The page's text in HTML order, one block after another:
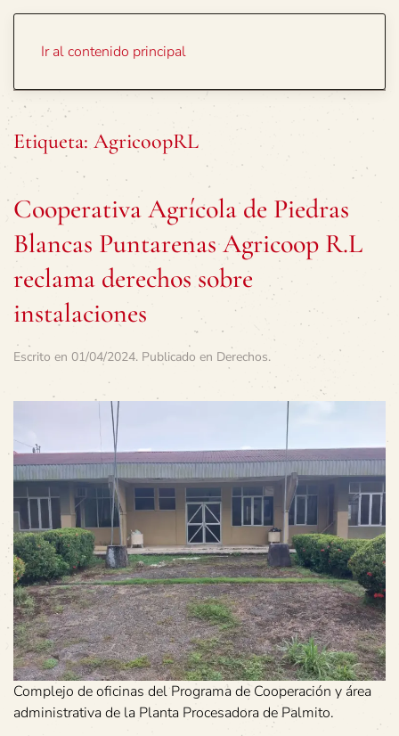
Ir al contenido principal
Etiqueta: AgricoopRL
Cooperativa Agrícola de Piedras
Blancas Puntarenas Agricoop R.L
reclama derechos sobre
instalaciones
Escrito en 01/04/2024. Publicado en Derechos.
Complejo de oficinas del Programa de Cooperación y área
administrativa de la Planta Procesadora de Palmito.